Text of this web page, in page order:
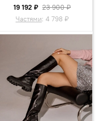
19 192 ₽ 23 900 ₽
Частями:4 798 ₽